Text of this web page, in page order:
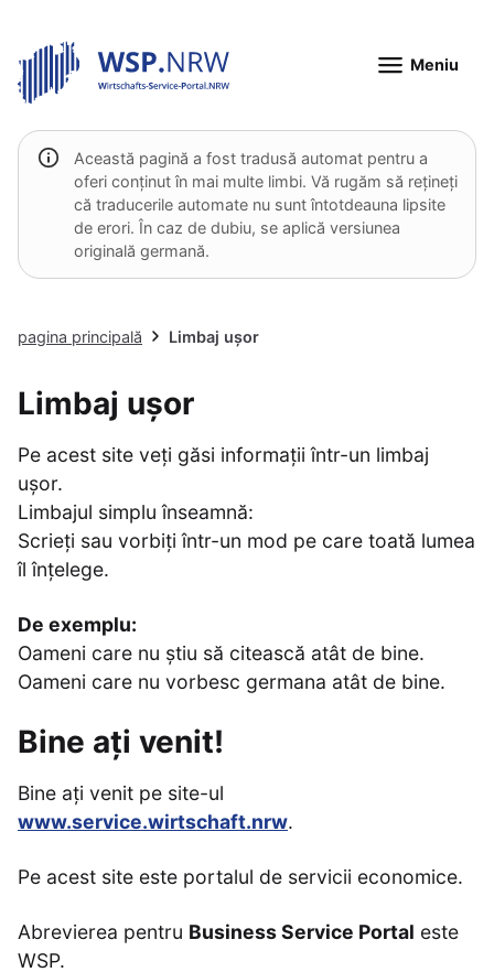
Meniu
Această pagină a fost tradusă automat pentru a
oferi conținut în mai multe limbi. Vă rugăm să rețineți
că traducerile automate nu sunt întotdeauna lipsite
de erori. În caz de dubiu, se aplică versiunea
originală germană.
pagina principală Limbaj ușor
Limbaj ușor
Pe acest site veți găsi informații într-un limbaj
ușor.
Limbajul simplu înseamnă:
Scrieți sau vorbiți într-un mod pe care toată lumea
îl înțelege.
De exemplu:
Oameni care nu știu să citească atât de bine.
Oameni care nu vorbesc germana atât de bine.
Bine ați venit!
Bine ați venit pe site-ul
www.service.wirtschaft.nrw.
Pe acest site este portalul de servicii economice.
Abrevierea pentru Business Service Portal este
WSP.